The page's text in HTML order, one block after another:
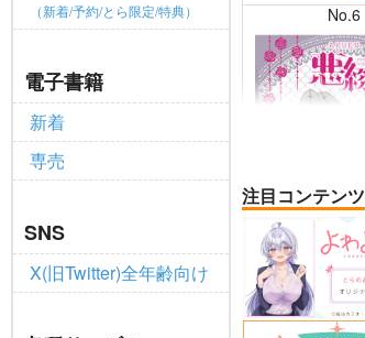
（新着/予約/とら限定/特典）
電子書籍
新着
専売
SNS
X(旧Twitter)全年齢向け
No.6
悪縁
注目コンテンツ